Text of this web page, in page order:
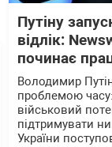
Путіну
відлік:
починає
Володимир
проблемою
військовий
підтримувати
України